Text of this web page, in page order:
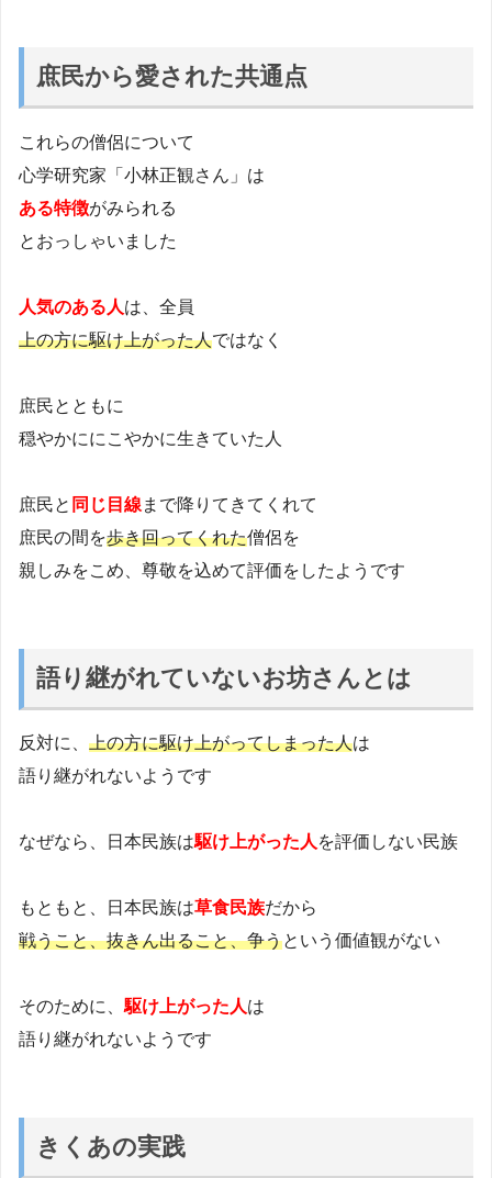
庶民から愛された共通点
これらの僧侶について
心学研究家「小林正観さん」は
ある特徴がみられる
とおっしゃいました
人気のある人は、全員
上の方に駆け上がった人ではなく
庶民とともに
穏やかににこやかに生きていた人
庶民と 同じ目線まで降りてきてくれて
庶民の間を歩き回ってくれた僧侶を
親しみをこめ、尊敬を込めて評価をしたようです
語り継がれていないお坊さんとは
反対に、 上の方に駆け上がってしまった人は
語り継がれないようです
なぜなら、日本民族は駆け上がった人 を評価しない民族
もともと、日本民族は草食民族だから
戦うこと、抜きん出ること、争うという価値観がない
そのために、 駆け上がった人は
語り継がれないようです
きくあの実践